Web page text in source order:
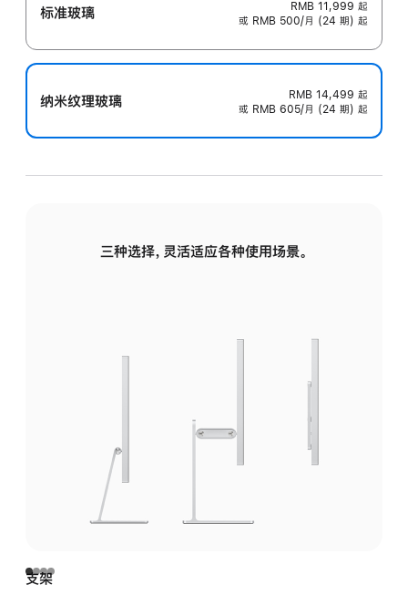
标准玻璃 RMB 11,999 起
或 RMB 500/月 (24 期) 起
纳米纹理玻璃 RMB 14,499 起
或 RMB 605/月 (24 期) 起
三种选择，灵活适应各种使用场景。
支架